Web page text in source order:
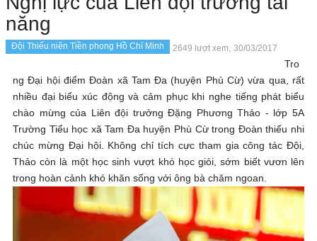
năng
Đội Thiếu niên Tiền phong Hồ Chí Minh 2649 lượt xem, 30/03/2017
Tro
ng Đại hội điểm Đoàn xã Tam Đa (huyện Phù Cừ) vừa qua, rất
nhiều đại biểu xúc động và cảm phục khi nghe tiếng phát biểu
chào mừng của Liên đội trưởng Đặng Phương Thảo - lớp 5A
Trường Tiểu học xã Tam Đa huyện Phù Cừ trong Đoàn thiếu nhi
chúc mừng Đại hội. Không chỉ tích cực tham gia công tác Đội,
Thảo còn là một học sinh vượt khó học giỏi, sớm biết vươn lên
trong hoàn cảnh khó khăn sống với ông bà chăm ngoan.